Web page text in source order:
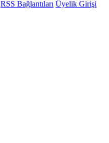
RSS Bağlantıları Üyelik Girişi